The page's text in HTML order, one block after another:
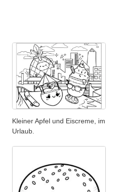
Kleiner Apfel und Eiscreme, im
Urlaub.